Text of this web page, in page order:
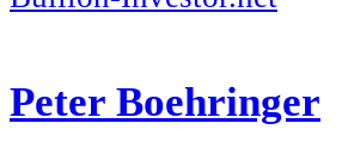
Peter Boehringer